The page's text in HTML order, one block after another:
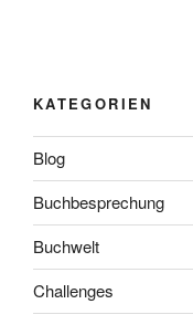
KATEGORIEN
Blog
Buchbesprechung
Buchwelt
Challenges